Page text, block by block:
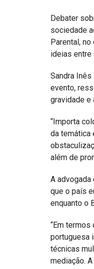
Alienação Parental
Acessibilidade
Debater
sociedade
Parental,
ideias
Sandra
evento,
gravidade e
“Importa
da temática
além de
A
que o país
enquanto o
“Em
portuguesa
técnicas
mediação.